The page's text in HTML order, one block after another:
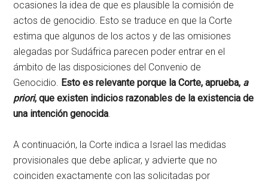
ocasiones la idea de que es plausible la comisión de
actos de genocidio. Esto se traduce en que la Corte
estima que algunos de los actos y de las omisiones
alegadas por Sudáfrica parecen poder entrar en el
ámbito de las disposiciones del Convenio de
Genocidio. Esto es relevante porque la Corte, aprueba, a
priori, que existen indicios razonables de la existencia de
una intención genocida
A continuación, la Corte indica a Israel las medidas
provisionales que debe aplicar, y advierte que no
coinciden exactamente con las solicitadas por